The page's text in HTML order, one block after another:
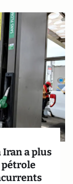
a plus
pétrole